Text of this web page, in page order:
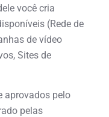
você cria
(Rede de
de vídeo
Sites de
aprovados pelo
pelas